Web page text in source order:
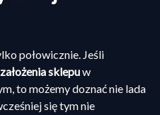
połowicznie. Jeśli
sklepuw
to możemy doznać nie lada
się tym nie